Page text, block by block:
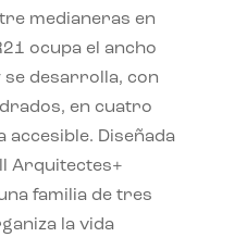
medianeras en
ocupa el ancho
se desarrolla, con
en cuatro
accesible. Diseñada
Arquitectes+
familia de tres
la vida